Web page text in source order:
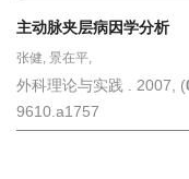
主动脉夹层病因学分析
张健, 景在平,
外科理论与实践 . 2007, (
9610.a1757